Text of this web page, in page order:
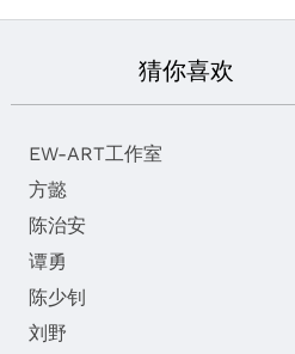
猜你喜欢
EW-ART工作室
方懿
陈治安
谭勇
陈少钊
刘野